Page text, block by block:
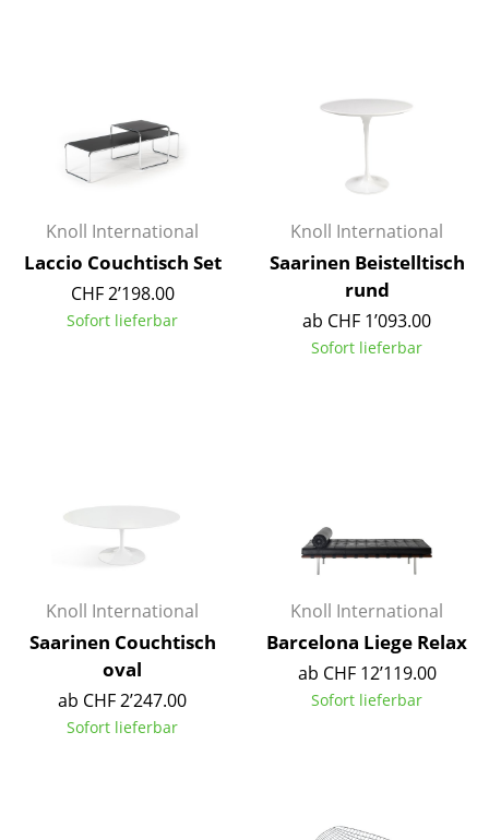
Decken
Teppiche
Vorhänge
... alle Accessoires
Esszimmer
Schlafzimmer
Kinderzimmer
Arbeitszimmer
Diele
Badezimmer
Knoll International
Laccio Couchtisch Set
CHF 2’198.00
Sofort lieferbar
Knoll International
Saarinen Beistelltisch
rund
ab CHF 1’093.00
Sofort lieferbar
Knoll International
Saarinen Couchtisch
oval
ab CHF 2’247.00
Sofort lieferbar
Knoll International
Barcelona Liege Relax
ab CHF 12’119.00
Sofort lieferbar